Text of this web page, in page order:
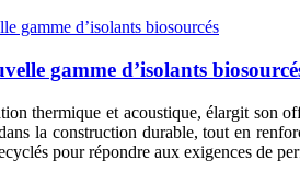
gamme d’isolants
thermique et acoustique, élargit
la construction durable, tout en
pour répondre aux exigences de